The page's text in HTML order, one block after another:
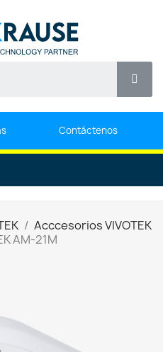
Contáctenos
Acccesorios VIVOTEK
AM-21M